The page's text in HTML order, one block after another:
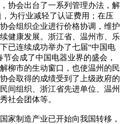
协会出台了一系列管理办法，解
为行业减轻了认证费用；在压
会组织企业进行价格协调，维护
健康发展。浙江省、温州市、乐
已连续成功举办了七届“中国电
会成了中国电器业界的盛会，
柳市的生动窗口，也使温州的民
会取得的成绩受到了上级政府的
间组织、浙江省先进单位、温州
社会团体等。
家制造产业已开始向我国转移，